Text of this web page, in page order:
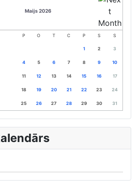
Maijs 2026
P O T C P S S
1 2 3
4 5 6 7 8 9 10
11 12 13 14 15 16 17
18 19 20 21 22 23 24
25 26 27 28 29 30 31